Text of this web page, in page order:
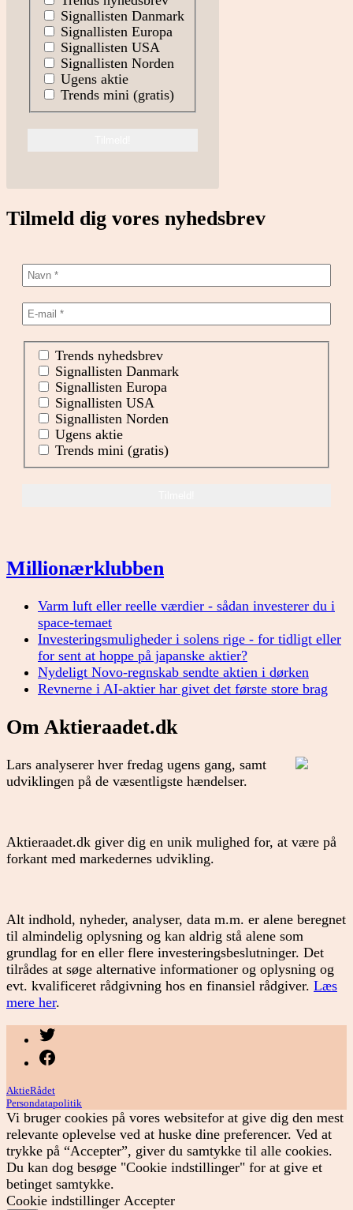
Signallisten Danmark
Signallisten Europa
Signallisten USA
Signallisten Norden
Ugens aktie
Trends mini (gratis)
Tilmeld dig vores nyhedsbrev
Trends nyhedsbrev
Signallisten Danmark
Signallisten Europa
Signallisten USA
Signallisten Norden
Ugens aktie
Trends mini (gratis)
Millionærklubben
Varm luft eller reelle værdier - sådan investerer du i
space-temaet
Investeringsmuligheder i solens rige - for tidligt eller
for sent at hoppe på japanske aktier?
Nydeligt Novo-regnskab sendte aktien i dørken
Revnerne i AI-aktier har givet det første store brag
Om Aktieraadet.dk
Lars analyserer hver fredag ugens gang, samt
udviklingen på de væsentligste hændelser.
Aktieraadet.dk giver dig en unik mulighed for, at være på
forkant med markedernes udvikling.
Alt indhold, nyheder, analyser, data m.m. er alene beregnet
til almindelig oplysning og kan aldrig stå alene som
grundlag for en eller flere investeringsbeslutninger. Det
tilrådes at søge alternative informationer og oplysning og
evt. kvalificeret rådgivning hos en finansiel rådgiver. Læs
mere her.
AktieRådet
Persondatapolitik
Vi bruger cookies på vores websitefor at give dig den mest
relevante oplevelse ved at huske dine preferencer. Ved at
trykke på “Accepter”, giver du samtykke til alle cookies.
Du kan dog besøge "Cookie indstillinger" for at give et
betinget samtykke.
Cookie indstillinger Accepter